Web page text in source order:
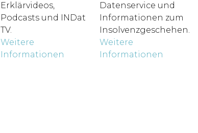
Erklärvideos,
Podcasts und INDat
TV.
Weitere
Informationen
Datenservice und
Informationen zum
Insolvenzgeschehen.
Weitere
Informationen